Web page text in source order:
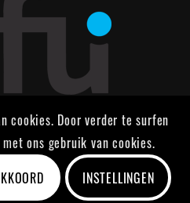
cookies. Door verder te surfen
ons gebruik van cookies.
INSTELLINGEN